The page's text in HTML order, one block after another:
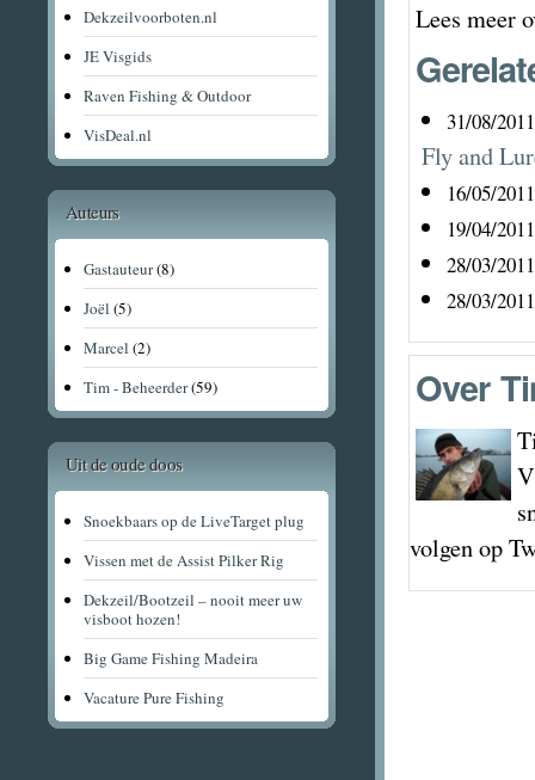
Lees meer
31/08/2011
Fly and
16/05/2011
19/04/2011
28/03/2011
28/03/2011
Over
volgen op
Dekzeilvoorboten.nl
JE Visgids
Raven Fishing & Outdoor
VisDeal.nl
Auteurs
Gastauteur(8)
Joël (5)
Marcel (2)
Tim - Beheerder(59)
Uit de oude doos
Snoekbaars op de LiveTarget plug
Vissen met de Assist Pilker Rig
Dekzeil/Bootzeil – nooit meer uw
visboot hozen!
Big Game Fishing Madeira
Vacature Pure Fishing